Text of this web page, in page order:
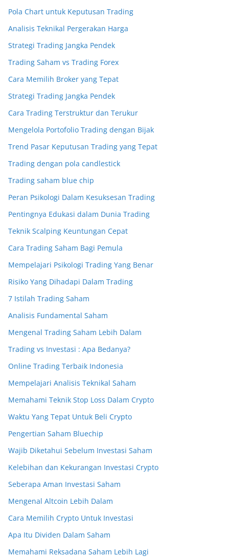
Pola Chart untuk Keputusan Trading
Analisis Teknikal Pergerakan Harga
Strategi Trading Jangka Pendek
Trading Saham vs Trading Forex
Cara Memilih Broker yang Tepat
Strategi Trading Jangka Pendek
Cara Trading Terstruktur dan Terukur
Mengelola Portofolio Trading dengan Bijak
Trend Pasar Keputusan Trading yang Tepat
Trading dengan pola candlestick
Trading saham blue chip
Peran Psikologi Dalam Kesuksesan Trading
Pentingnya Edukasi dalam Dunia Trading
Teknik Scalping Keuntungan Cepat
Cara Trading Saham Bagi Pemula
Mempelajari Psikologi Trading Yang Benar
Risiko Yang Dihadapi Dalam Trading
7 Istilah Trading Saham
Analisis Fundamental Saham
Mengenal Trading Saham Lebih Dalam
Trading vs Investasi : Apa Bedanya?
Online Trading Terbaik Indonesia
Mempelajari Analisis Teknikal Saham
Memahami Teknik Stop Loss Dalam Crypto
Waktu Yang Tepat Untuk Beli Crypto
Pengertian Saham Bluechip
Wajib Diketahui Sebelum Investasi Saham
Kelebihan dan Kekurangan Investasi Crypto
Seberapa Aman Investasi Saham
Mengenal Altcoin Lebih Dalam
Cara Memilih Crypto Untuk Investasi
Apa Itu Dividen Dalam Saham
Memahami Reksadana Saham Lebih Lagi